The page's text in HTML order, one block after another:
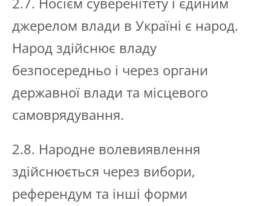
джерелом влади в Україні є народ.
Народ здійснює владу
безпосередньо і через органи
державної влади та місцевого
самоврядування.
2.8. Народне волевиявлення
здійснюється через вибори,
референдум та інші форми